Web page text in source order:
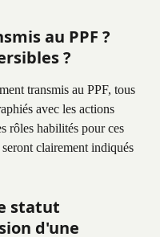
au PPF ?
?
transmis au PPF, tous
avec les actions
rôles habilités pour ces
clairement indiqués
statut
d'une